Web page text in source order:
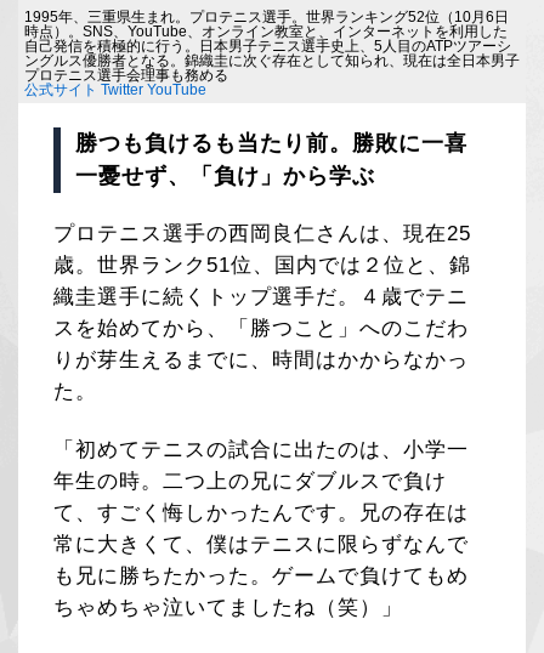
1995年、三重県生まれ。プロテニス選手。世界ランキング52位（10月6日
時点）。SNS、YouTube、オンライン教室と、インターネットを利用した
自己発信を積極的に行う。日本男子テニス選手史上、5人目のATPツアーシ
ングルス優勝者となる。錦織圭に次ぐ存在として知られ、現在は全日本男子
プロテニス選手会理事も務める
公式サイト Twitter YouTube
勝つも負けるも当たり前。勝敗に一喜
一憂せず、「負け」から学ぶ
プロテニス選手の西岡良仁さんは、現在25
歳。世界ランク51位、国内では２位と、錦
織圭選手に続くトップ選手だ。４歳でテニ
スを始めてから、「勝つこと」へのこだわ
りが芽生えるまでに、時間はかからなかっ
た。
「初めてテニスの試合に出たのは、小学一
年生の時。二つ上の兄にダブルスで負け
て、すごく悔しかったんです。兄の存在は
常に大きくて、僕はテニスに限らずなんで
も兄に勝ちたかった。ゲームで負けてもめ
ちゃめちゃ泣いてましたね（笑）」